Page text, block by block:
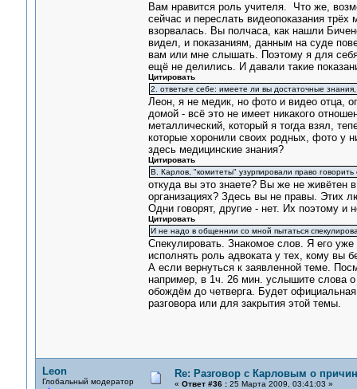
Вам нравится роль учителя. Что же,
сейчас и переслать видеопоказания
взорвалась. Вы полчаса, как нашли
видел, и показаниям, данным на суде
вам или мне слышать. Поэтому я для
ещё не делились. И давали такие
Цитировать
2. ответьте себе: имеете ли вы достаточные
Леон, я не медик, но фото и видео отца,
домой - всё это не имеет никакого
металлический, который я тогда взял,
которые хоронили своих родных, фото у
здесь медицинские знания?
Цитировать
В. Карлов, "комитеты" узурпировали право
откуда вы это знаете? Вы же не живётен
организациях? Здесь вы не правы. Этих
Одни говорят, другие - нет. Их поэтому и
Цитировать
И не надо в общеннии со мной пытаться
Спекулировать. Знакомое слов. Я его
исполнять роль адвоката у тех, кому вы
А если вернуться к заявленной теме.
например, в 1ч. 26 мин. услышите слова
обождём до четверга. Будет
разговора или для закрытия этой темы.
Leon
Глобальный модератор
Re: Разговор с Карловым о
« Ответ #36 :25 Марта 2009, 03:41:03 »